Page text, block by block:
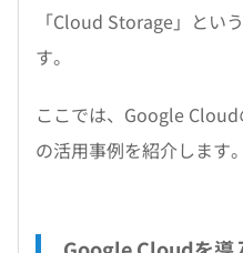
「Cloud Storage」とい
す。
ここでは、Google
の活用事例を紹介します。